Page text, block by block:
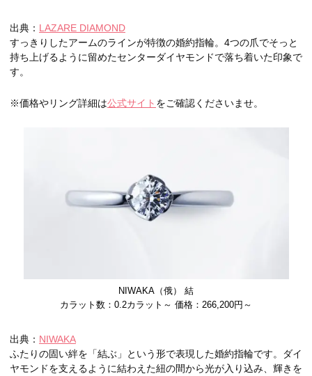
出典： LAZARE DIAMOND
すっきりしたアームのラインが特徴の婚約指輪。4つの爪でそっと
持ち上げるように留めたセンターダイヤモンドで落ち着いた印象で
す。
※価格やリング詳細は公式サイト をご確認くださいませ。
NIWAKA（俄） 結
カラット数：0.2カラット～ 価格：266,200円～
出典： NIWAKA
ふたりの固い絆を「結ぶ」という形で表現した婚約指輪です。ダイ
ヤモンドを支えるように結わえた紐の間から光が入り込み、輝きを